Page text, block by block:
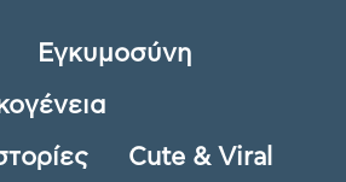
Εγκυμοσύνη
Cute & Viral